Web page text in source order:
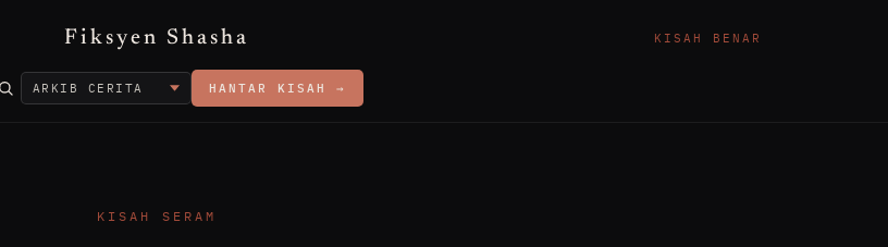
Fiksyen Shasha KISAH BENAR
HANTAR KISAH →
KISAH SERAM